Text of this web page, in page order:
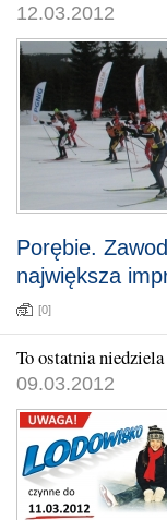
12.03.2012
Porębie.
największa
[0]
To ostatnia niedziela
09.03.2012